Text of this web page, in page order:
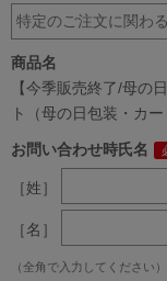
商品名
【今季販売終了/母の
ト（母の日包装・カー
お問い合わせ時氏名
［姓］
［名］
（全角で入力してください）